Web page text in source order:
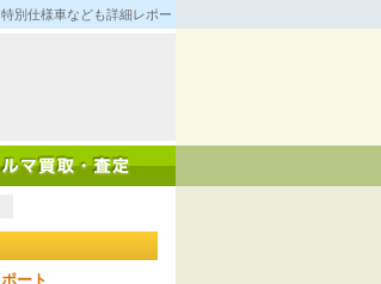
別仕様車なども詳細レポート！
ート